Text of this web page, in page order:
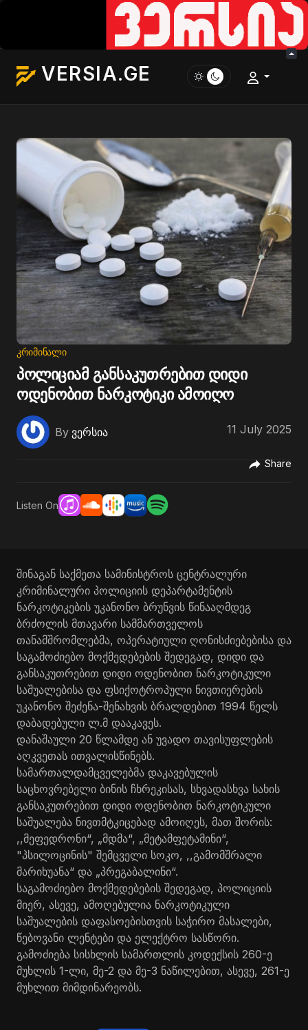
VERSIA.GE
ᲙᲠᲘᲛᲘᲜᲐᲚᲘ
პოლიციამ განსაკუთრებით დიდი
ოდენობით ნარკოტიკი ამოიღო
By ვერსია 11 July 2025
Share
Listen On
შინაგან საქმეთა სამინისტროს ცენტრალური
კრიმინალური პოლიციის დეპარტამენტის
ნარკოტიკების უკანონო ბრუნვის წინააღმდეგ
ბრძოლის მთავარი სამმართველოს
თანამშრომლებმა, ოპერატიული ღონისძიებებისა და
საგამოძიებო მოქმედებების შედეგად, დიდი და
განსაკუთრებით დიდი ოდენობით ნარკოტიკული
საშუალებისა და ფსიქოტროპული ნივთიერების
უკანონო შეძენა-შენახვის ბრალდებით 1994 წელს
დაბადებული ლ.მ დააკავეს.
დანაშაული 20 წლამდე ან უვადო თავისუფლების
აღკვეთას ითვალისწინებს.
სამართალდამცველებმა დაკავებულის
საცხოვრებელი ბინის ჩხრეკისას, სხვადასხვა სახის
განსაკუთრებით დიდი ოდენობით ნარკოტიკული
საშუალება ნივთმტკიცებად ამოიღეს, მათ შორის:
,,მეფედრონი“, „მდმა“, „მეტამფეტამინი“,
"პსილოცინის" შემცველი სოკო, ,,გამომშრალი
მარიხუანა“ და „პრეგაბალინი“.
საგამოძიებო მოქმედებების შედეგად, პოლიციის
მიერ, ასევე, ამოღებულია ნარკოტიკული
საშუალების დაფასოებისთვის საჭირო მასალები,
წებოვანი ლენტები და ელექტრო სასწორი.
გამოძიება სისხლის სამართლის კოდექსის 260-ე
მუხლის 1-ლი, მე-2 და მე-3 ნაწილებით, ასევე, 261-ე
მუხლით მიმდინარეობს.